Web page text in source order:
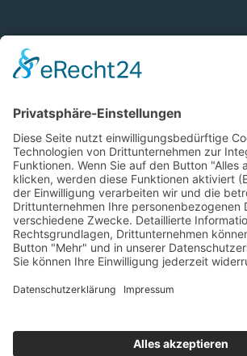
Post von Norbert
Raatz
Brandaktuell informiert sein. Das ist
tragen Sie sich doch einfach in
Mailverteiler ein. Einfach, simpel,
Ich akzeptiere die
Abonnieren